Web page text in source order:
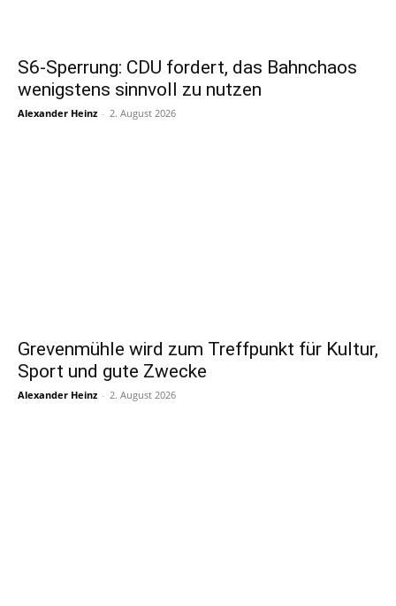
S6-Sperrung: CDU fordert, das Bahnchaos
wenigstens sinnvoll zu nutzen
Alexander Heinz - 2. August 2026
Grevenmühle wird zum Treffpunkt für Kultur,
Sport und gute Zwecke
Alexander Heinz - 2. August 2026